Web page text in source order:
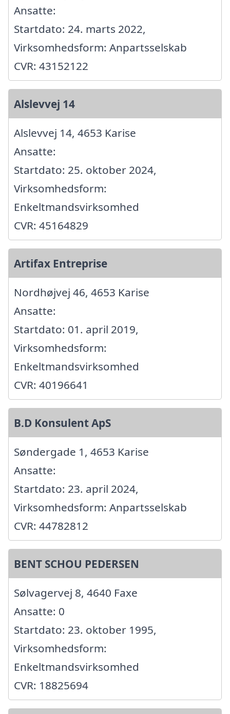
Ansatte:
Startdato: 24. marts 2022,
Virksomhedsform: Anpartsselskab
CVR: 43152122
Alslevvej 14
Alslevvej 14, 4653 Karise
Ansatte:
Startdato: 25. oktober 2024,
Virksomhedsform:
Enkeltmandsvirksomhed
CVR: 45164829
Artifax Entreprise
Nordhøjvej 46, 4653 Karise
Ansatte:
Startdato: 01. april 2019,
Virksomhedsform:
Enkeltmandsvirksomhed
CVR: 40196641
B.D Konsulent ApS
Søndergade 1, 4653 Karise
Ansatte:
Startdato: 23. april 2024,
Virksomhedsform: Anpartsselskab
CVR: 44782812
BENT SCHOU PEDERSEN
Sølvagervej 8, 4640 Faxe
Ansatte: 0
Startdato: 23. oktober 1995,
Virksomhedsform:
Enkeltmandsvirksomhed
CVR: 18825694